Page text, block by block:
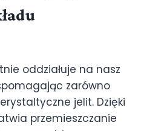
oddziałuje na nasz
zarówno
jelit. Dzięki
przemieszczanie